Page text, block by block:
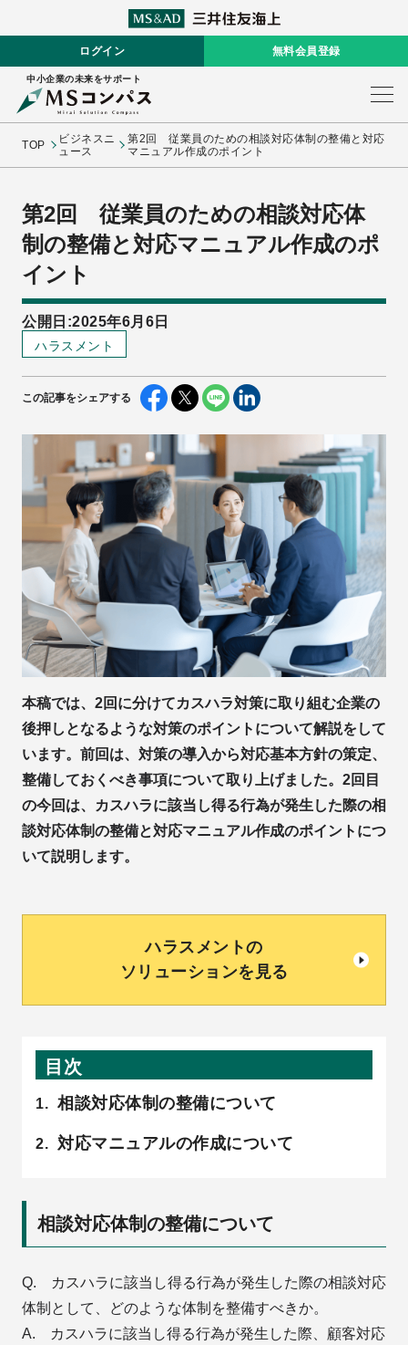
ログイン 無料会員登録
中小企業の未来をサポート
TOP
ビジネスニ
ュース
第2回 従業員のための相談対応体制の整備と対応
マニュアル作成のポイント
第2回 従業員のための相談対応体
制の整備と対応マニュアル作成のポ
イント
公開日:2025年6月6日
ハラスメント
この記事をシェアする
本稿では、2回に分けてカスハラ対策に取り組む企業の
後押しとなるような対策のポイントについて解説をして
います。前回は、対策の導入から対応基本方針の策定、
整備しておくべき事項について取り上げました。2回目
の今回は、カスハラに該当し得る行為が発生した際の相
談対応体制の整備と対応マニュアル作成のポイントにつ
いて説明します。
ハラスメントの
ソリューションを見る
目次
相談対応体制の整備について
対応マニュアルの作成について
相談対応体制の整備について
Q. カスハラに該当し得る行為が発生した際の相談対応
体制として、どのような体制を整備すべきか。
A. カスハラに該当し得る行為が発生した際、顧客対応